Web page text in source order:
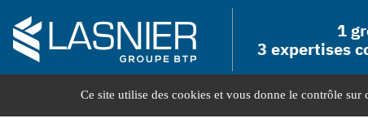
1
3 expertises
8 Rue Jules Berthonneau 41000 Blois Tél.
Ce site utilise des cookies et vous donne le contrôle sur